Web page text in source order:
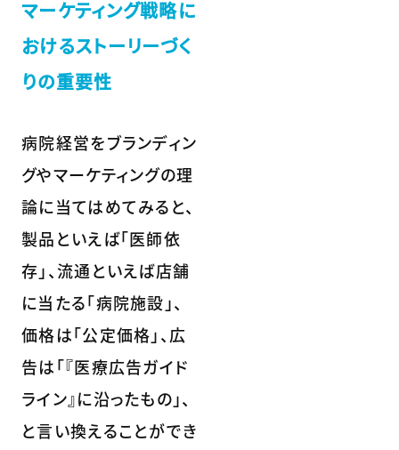
マーケティング戦略に
おけるストーリーづく
りの重要性
病院経営をブランディン
グやマーケティングの理
論に当てはめてみると、
製品といえば「医師依
存」、流通といえば店舗
に当たる「病院施設」、
価格は「公定価格」、広
告は「『医療広告ガイド
ライン』に沿ったもの」、
と言い換えることができ